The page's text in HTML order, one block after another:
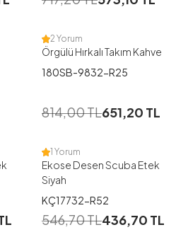
2 Yorum
Örgülü Hırkalı Takım Kahve
180SB-9832-R25
814,00TL651,20 TL
38 40 42 44 46
1 Yorum
Ekose Desen Scuba Etek
Siyah
KÇ17732-R52
546,70TL436,70 TL
38 40 42 44